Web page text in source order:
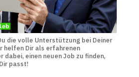
die volle Unterstützung bei Deiner
helfen Dir als erfahrenen
einen neuen Job zu finden,
passt!